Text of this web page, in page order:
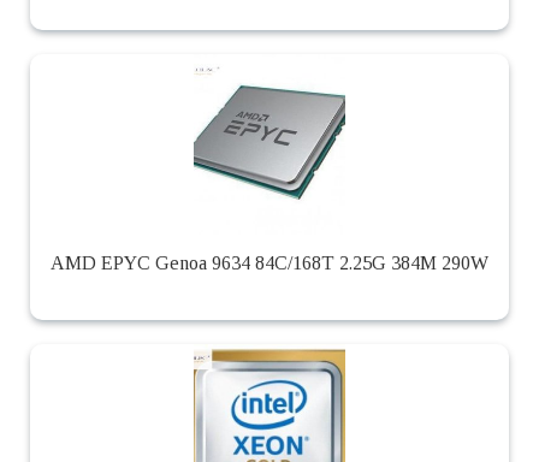
AMD EPYC Genoa 9634 84C/168T 2.25G 384M 290W